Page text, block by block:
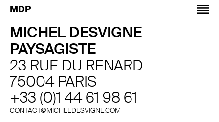
MDP
MICHEL DESVIGNE
PAYSAGISTE
23 RUE DU RENARD
75004 PARIS
+33 (0)1 44 61 98 61
CONTACT@MICHELDESVIGNE.COM